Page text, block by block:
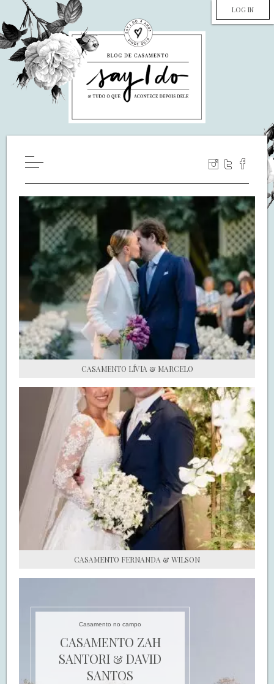
LOG IN
WILL YOU MARRY ME?
LUA DE MEL
COZINHA
DECORAÇÃO
DE NOIVA PRA NOIVA
S.O.S CASADAS
FALE COM O SAY I DO
CASAMENTO LÍVIA & MARCELO
CASAMENTO FERNANDA & WILSON
Casamento no campo
CASAMENTO ZAH
SANTORI & DAVID
SANTOS